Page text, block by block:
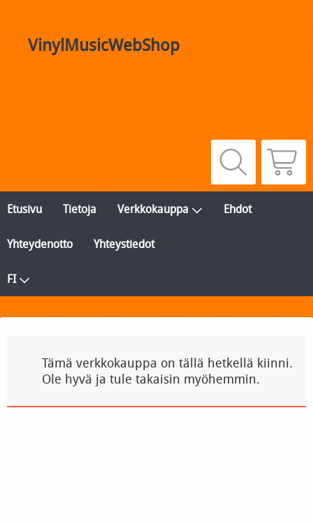
VinylMusicWebShop
Etusivu Tietoja Verkkokauppa Ehdot
Yhteydenotto Yhteystiedot
FI
Tämä verkkokauppa on tällä hetkellä kiinni.
Ole hyvä ja tule takaisin myöhemmin.